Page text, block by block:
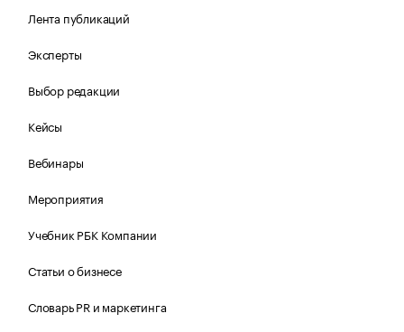
Лента публикаций
Эксперты
Выбор редакции
Кейсы
Вебинары
Мероприятия
Учебник РБК Компании
Статьи о бизнесе
Словарь PR и маркетинга